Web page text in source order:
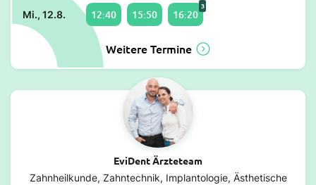
Mi., 12.8. 12:40 15:50 16:20
3
Weitere Termine
EviDent Ärzteteam
Zahnheilkunde, Zahntechnik, Implantologie, Ästhetische